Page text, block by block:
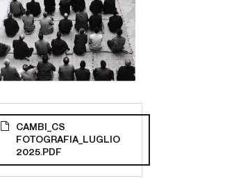
CAMBI_CS
FOTOGRAFIA_LUGLIO
2025.PDF